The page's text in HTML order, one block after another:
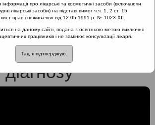
зібраний
- запорука
про лікарські та косметичні засоби (включаючи
лікарські засоби) на підставі вимог ч.ч. 1, 2 ст. 15
прав споживачів» від 12.05.1991 р. № 1023-XII.
на даному сайті, подана з освітньою метою виключно
працівників і не замінює консультації лікаря.
Так, я підтверджую.